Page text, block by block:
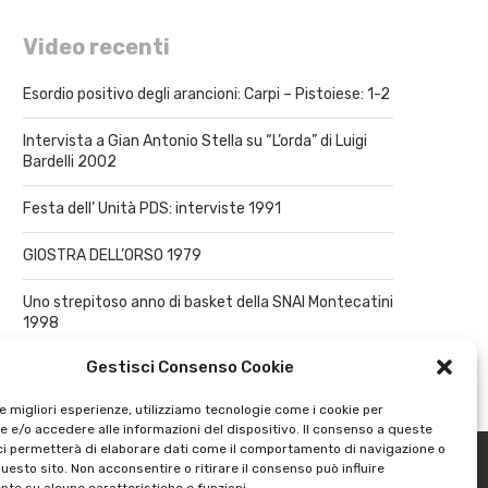
Gestisci Consenso Cookie
migliori esperienze, utilizziamo tecnologie come i cookie per
e/o accedere alle informazioni del dispositivo. Il consenso a queste
permetterà di elaborare dati come il comportamento di navigazione o
sito. Non acconsentire o ritirare il consenso può influire
Video recenti
Esordio positivo degli arancioni: Carpi – Pistoiese: 1-2
Intervista a Gian Antonio Stella su “L’orda” di Luigi
Bardelli 2002
Festa dell’ Unità PDS: interviste 1991
GIOSTRA DELL’ORSO 1979
Uno strepitoso anno di basket della SNAI Montecatini
1998